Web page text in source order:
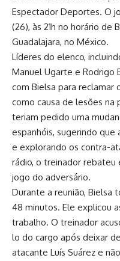
Espectador Deportes. O
(26), às 21h no horário de
Guadalajara, no México.
Líderes do elenco,
Manuel Ugarte e Rodrigo
com Bielsa para reclamar
como causa de lesões na
teriam pedido uma
espanhóis, sugerindo que
e explorando os contra-
rádio, o treinador rebateu
jogo do adversário.
Durante a reunião, Bielsa
48 minutos. Ele explicou
trabalho. O treinador
lo do cargo após deixar
atacante Luís Suárez e